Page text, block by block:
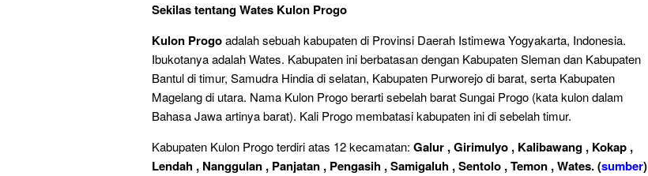
Sekilas tentang Wates Kulon Progo
Kulon Progoadalah sebuah kabupaten di Provinsi Daerah Istimewa Yogyakarta, Indonesia.
Ibukotanya adalah Wates. Kabupaten ini berbatasan dengan Kabupaten Sleman dan Kabupaten
Bantul di timur, Samudra Hindia di selatan, Kabupaten Purworejo di barat, serta Kabupaten
Magelang di utara. Nama Kulon Progo berarti sebelah barat Sungai Progo (kata kulon dalam
Bahasa Jawa artinya barat). Kali Progo membatasi kabupaten ini di sebelah timur.
Kabupaten Kulon Progo terdiri atas 12 kecamatan: Galur , Girimulyo , Kalibawang , Kokap ,
Lendah , Nanggulan , Panjatan , Pengasih , Samigaluh , Sentolo , Temon , Wates.(sumber)